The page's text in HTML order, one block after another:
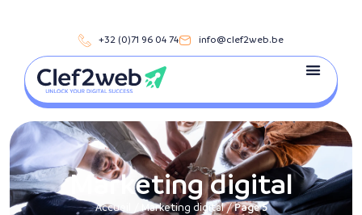
+32 (0)71 96 04 74 info@clef2web.be
Marketing digital
Accueil Marketing digital/Page 5